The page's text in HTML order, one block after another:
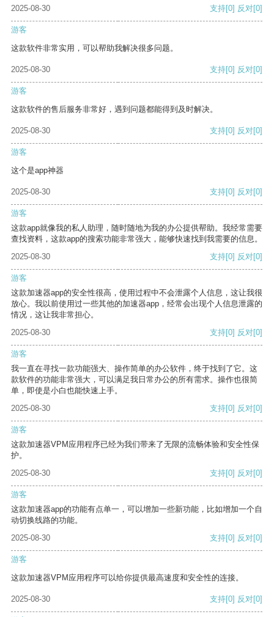
2025-08-30
支持[0] 反对[0]
游客
这款软件非常实用，可以帮助我解决很多问题。
2025-08-30 支持[0] 反对[0]
游客
这款软件的售后服务非常好，遇到问题都能得到及时解决。
2025-08-30 支持[0] 反对[0]
游客
这个是app神器
2025-08-30 支持[0] 反对[0]
游客
这款app就像我的私人助理，随时随地为我的办公提供帮助。我经常需要
查找资料，这款app的搜索功能非常强大，能够快速找到我需要的信息。
2025-08-30
支持[0] 反对[0]
游客
这款加速器app的安全性很高，使用过程中不会泄露个人信息，这让我很
放心。我以前使用过一些其他的加速器app，经常会出现个人信息泄露的
情况，这让我非常担心。
2025-08-30
支持[0] 反对[0]
游客
我一直在寻找一款功能强大、操作简单的办公软件，终于找到了它。这
款软件的功能非常强大，可以满足我日常办公的所有需求。操作也很简
单，即使是小白也能快速上手。
2025-08-30
支持[0] 反对[0]
游客
这款加速器VPM应用程序已经为我们带来了无限的流畅体验和安全性保
护。
2025-08-30
支持[0] 反对[0]
游客
这款加速器app的功能有点单一，可以增加一些新功能，比如增加一个自
动切换线路的功能。
2025-08-30
支持[0] 反对[0]
游客
这款加速器VPM应用程序可以给你提供最高速度和安全性的连接。
2025-08-30 支持[0] 反对[0]